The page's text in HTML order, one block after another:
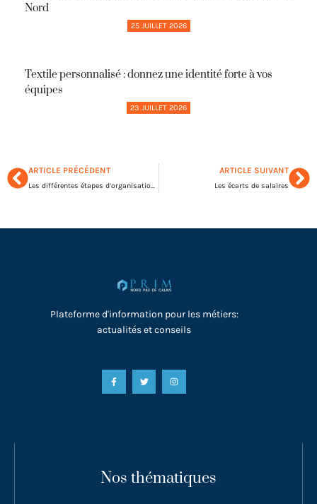
Nord
25 JUILLET 2026
Textile personnalisé : donnez une identité forte à vos
équipes
23 JUILLET 2026
ARTICLE PRÉCÉDENT
Les différentes étapes d’organisation d’une journée sécurité au sein de l’entreprise
ARTICLE SUIVANT
Les écarts de salaires
Plateforme d'information pour les métiers:
actualités et conseils
Nos thématiques